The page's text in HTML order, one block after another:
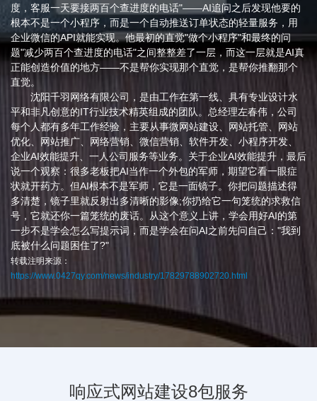
度，客服一天要接两百个查进度的电话"——AI追问之后发现他要的
根本不是一个小程序，而是一个自动推送订单状态的轻量服务，用
企业微信的API就能实现。他最初的直觉"做个小程序"和最终的问
题"减少两百个查进度的电话"之间整整差了一层，而这一层就是AI真
正能创造价值的地方——不是帮你实现那个直觉，是帮你推翻那个
直觉。
沈阳千羽网络有限公司，是由工作在第一线、具有专业设计水
平和非凡创意的IT行业技术精英组成的团队。总经理左春伟，公司
每个人都有多年工作经验，主要从事微网站建设、网站托管、网站
优化、网站推广、网络营销、微信营销、软件开发、小程序开发、
企业AI效能提升、一人公司服务等业务。关于企业AI效能提升，最后
说一个观察：很多老板把AI当作一个外包的军师，期望它看一眼症
状就开药方。但AI根本不是军师，它是一面镜子。你把问题描述得
多清楚，镜子里就反射出多清晰的影像;你扔给它一句笼统的求救信
号，它就还你一篇笼统的废话。从这个意义上讲，学会用好AI的第
一步不是学会怎么写提示词，而是学会在问AI之前先问自己："我到
底被什么问题困住了?"
转载注明来源：
https://www.0427qy.com/news/industry/17829788902720.html
响应式网站建设8包服务